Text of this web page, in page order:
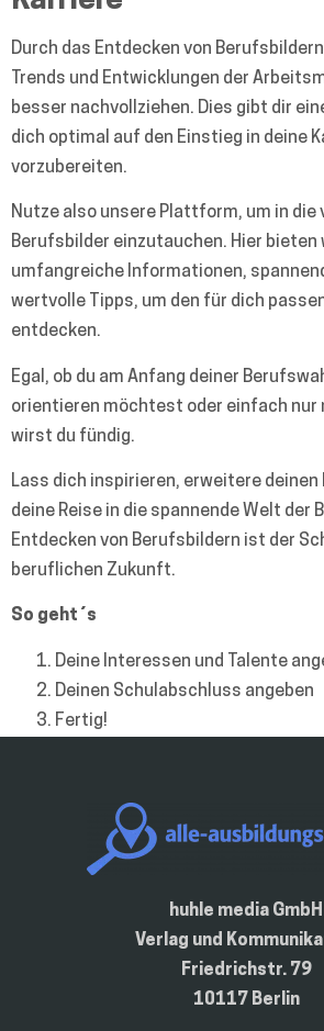
Durch das Entdecken von
Trends und Entwicklungen der
besser nachvollziehen. Dies gibt dir
dich optimal auf den Einstieg in deine
vorzubereiten.
Nutze also unsere Plattform, um in
Berufsbilder einzutauchen. Hier bieten
umfangreiche Informationen,
wertvolle Tipps, um den für dich
entdecken.
Egal, ob du am Anfang deiner
orientieren möchtest oder einfach nur
wirst du fündig.
Lass dich inspirieren, erweitere
deine Reise in die spannende Welt der
Entdecken von Berufsbildern ist der
beruflichen Zukunft.
So geht´s
Deine Interessen und Talente
Deinen Schulabschluss angeben
Fertig!
huhle media GmbH
Verlag und
Friedrichstr. 79
10117 Berlin